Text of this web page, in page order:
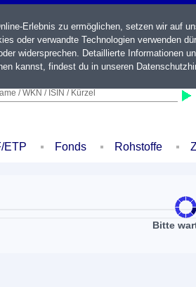
/ WKN / ISIN / Kürzel
ETP Fonds Rohstoffe
Bitte
Erlebnis zu ermöglichen, setzen wir auf
oder verwandte Technologien verwenden
widersprechen. Detaillierte Informationen
kannst, findest du in unseren